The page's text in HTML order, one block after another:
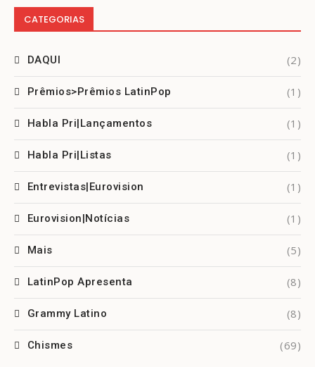
CATEGORIAS
DAQUI (2)
Prêmios>Prêmios LatinPop (1)
Habla Pri|Lançamentos (1)
Habla Pri|Listas (1)
Entrevistas|Eurovision (1)
Eurovision|Notícias (1)
Mais (5)
LatinPop Apresenta (8)
Grammy Latino (8)
Chismes (69)